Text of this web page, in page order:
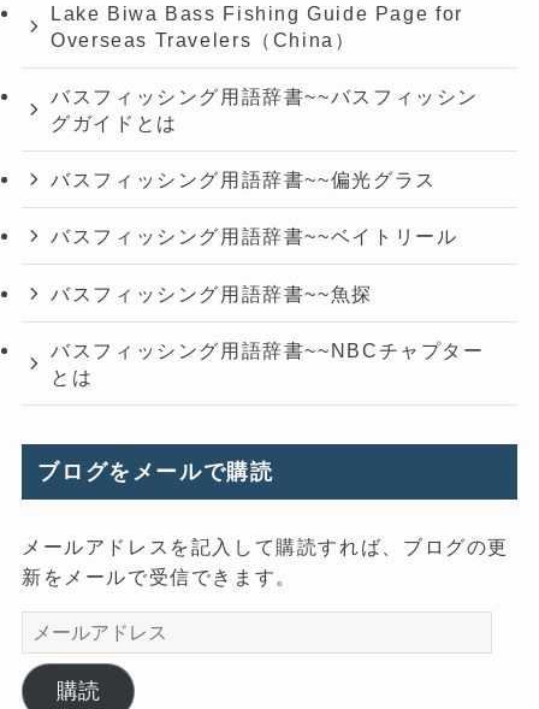
Lake Biwa Bass Fishing Guide Page for
Overseas Travelers（China）
バスフィッシング用語辞書~~バスフィッシン
グガイドとは
バスフィッシング用語辞書~~偏光グラス
バスフィッシング用語辞書~~ベイトリール
バスフィッシング用語辞書~~魚探
バスフィッシング用語辞書~~NBCチャプター
とは
ブログをメールで購読
メールアドレスを記入して購読すれば、ブログの更
新をメールで受信できます。
メ
ー
ル
購読